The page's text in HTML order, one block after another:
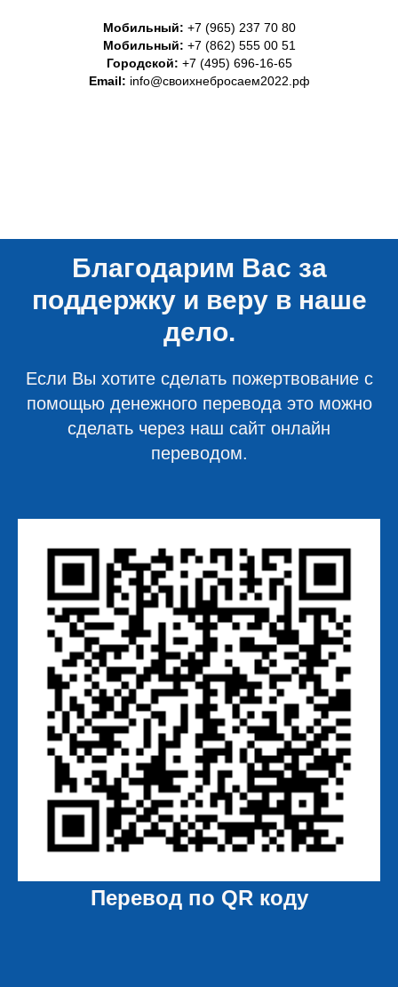
Мобильный: +7 (965) 237 70 80
Мобильный: +7 (862) 555 00 51
Городской: +7 (495) 696-16-65
Email: info@своихнебросаем2022.рф
Благодарим Вас за
поддержку и веру в наше
дело.
Если Вы хотите сделать пожертвование с
помощью денежного перевода это можно
сделать через наш сайт онлайн
переводом.
Перевод по QR коду